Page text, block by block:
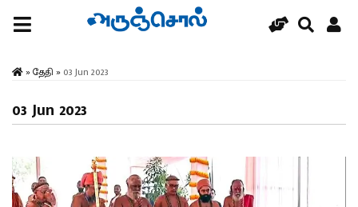
» தேதி » 03 Jun 2023
03 Jun 2023